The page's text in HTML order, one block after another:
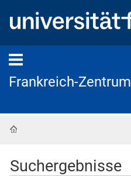
Frankreich-Zentrum
Suchergebnisse